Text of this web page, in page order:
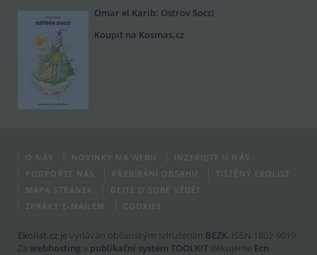
Omar el Karib: Ostrov Socci
Koupit na Kosmas.cz
O NÁS NOVINKY NA WEBU
INZERUJTE U NÁS
PODPOŘTE NÁS
PŘEBÍRÁNÍ OBSAHU
TIŠTĚNÝ EKOLIST
MAPA STRÁNEK
DEJTE O SOBĚ VĚDĚT
ZPRÁVY E-MAILEM
COOKIES
Ekolist.cz je vydáván občanským sdružením BEZK. ISSN 1802-9019.
Za webhosting a publikační systém TOOLKIT děkujeme Ecn